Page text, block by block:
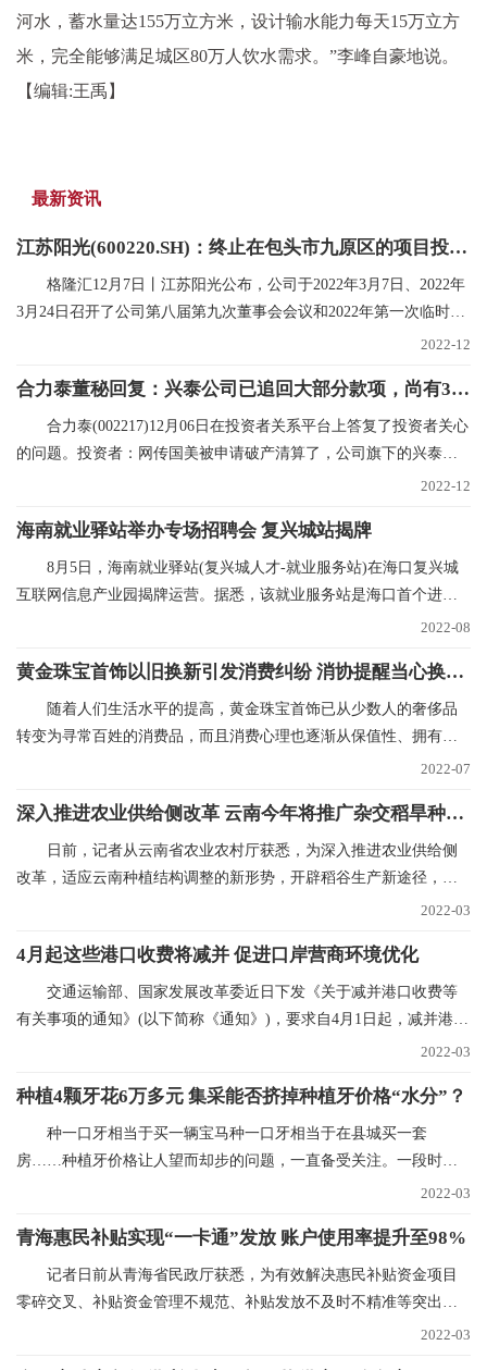
河水，蓄水量达155万立方米，设计输水能力每天15万立方
米，完全能够满足城区80万人饮水需求。”李峰自豪地说。
【编辑:王禹】
最新资讯
江苏阳光(600220.SH)：终止在包头市九原区的项目投资规划
格隆汇12月7日丨江苏阳光公布，公司于2022年3月7日、2022年
3月24日召开了公司第八届第九次董事会会议和2022年第一次临时股
2022-12
合力泰董秘回复：兴泰公司已追回大部分款项，尚有300多万未支付，已申请财产保全|世界焦点
合力泰(002217)12月06日在投资者关系平台上答复了投资者关心
的问题。投资者：网传国美被申请破产清算了，公司旗下的兴泰和
2022-12
海南就业驿站举办专场招聘会 复兴城站揭牌
8月5日，海南就业驿站(复兴城人才-就业服务站)在海口复兴城
互联网信息产业园揭牌运营。据悉，该就业服务站是海口首个进驻
2022-08
黄金珠宝首饰以旧换新引发消费纠纷 消协提醒当心换购回购“陷阱”
随着人们生活水平的提高，黄金珠宝首饰已从少数人的奢侈品
转变为寻常百姓的消费品，而且消费心理也逐渐从保值性、拥有性
2022-07
深入推进农业供给侧改革 云南今年将推广杂交稻旱种50万亩
日前，记者从云南省农业农村厅获悉，为深入推进农业供给侧
改革，适应云南种植结构调整的新形势，开辟稻谷生产新途径，稳
2022-03
4月起这些港口收费将减并 促进口岸营商环境优化
交通运输部、国家发展改革委近日下发《关于减并港口收费等
有关事项的通知》(以下简称《通知》)，要求自4月1日起，减并港口
2022-03
种植4颗牙花6万多元 集采能否挤掉种植牙价格“水分”？
种一口牙相当于买一辆宝马种一口牙相当于在县城买一套
房……种植牙价格让人望而却步的问题，一直备受关注。一段时间
2022-03
青海惠民补贴实现“一卡通”发放 账户使用率提升至98%
记者日前从青海省民政厅获悉，为有效解决惠民补贴资金项目
零碎交叉、补贴资金管理不规范、补贴发放不及时不精准等突出问
2022-03